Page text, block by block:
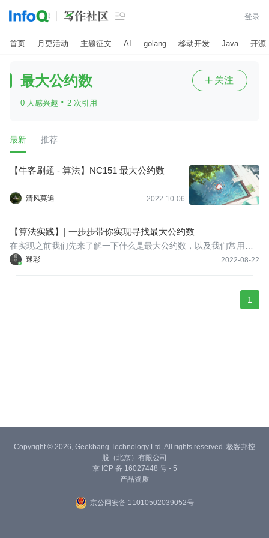
 登录
首页 月更活动 主题征文 AI golang 移动开发 Java 开源
最大公约数
0 人感兴趣 · 2 次引用
 关注
最新 推荐
【牛客刷题 - 算法】NC151 最大公约数
清风莫追 2022-10-06
【算法实践】| 一步步带你实现寻找最大公约数
迷彩 2022-08-22
在实现之前我们先来了解一下什么是最大公约数，以及我们常用的
计算最大公约数的方法或者说数学方法。常见的有质因数分解法、
1
Copyright © 2026, Geekbang Technology Ltd. All rights reserved. 极客邦控
股（北京）有限公司
京 ICP 备 16027448 号 - 5
产品资质
京公网安备 11010502039052号